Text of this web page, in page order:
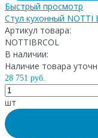
Быстрый просмотр
Стул кухонный
Артикул товара:
NOTTIBRCOL
В наличии:
Наличие товара
28 751 руб.
шт